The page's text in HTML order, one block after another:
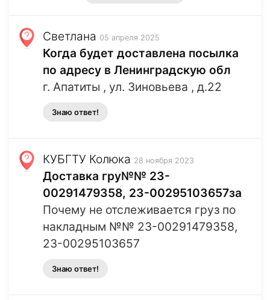
Светлана 05 апреля 2025
Когда будет доставлена посылка
по адресу в Ленинградскую обл
г. Апатиты , ул. Зиновьева , д.22
Знаю ответ!
КУБГТУ Колюка 28 ноября 2023
Доставка гру№№ 23-
00291479358, 23-00295103657за
Почему не отслеживается груз по
накладным №№ 23-00291479358,
23-00295103657
Знаю ответ!